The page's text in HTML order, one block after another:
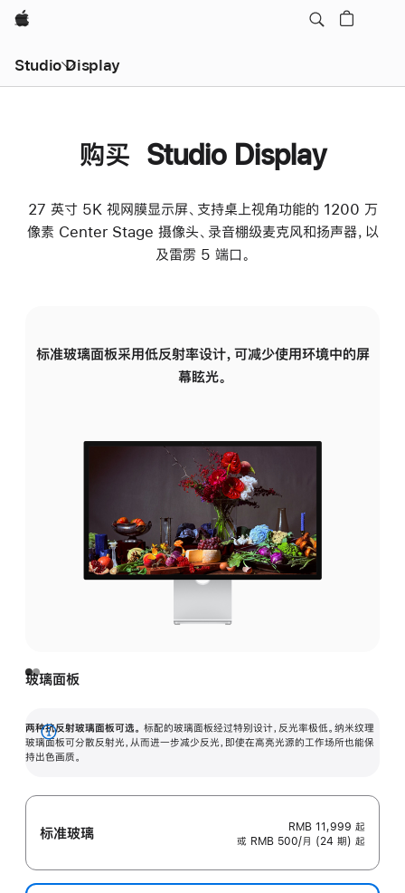
Apple
Studio Display
购买 Studio Display
27 英寸 5K 视网膜显示屏、支持桌上视角功能的 1200 万
像素 Center Stage 摄像头、录音棚级麦克风和扬声器，以
及雷雳 5 端口。
标准玻璃面板采用低反射率设计，可减少使用环境中的屏
幕眩光。
玻璃面板
两种抗反射玻璃面板可选。 标配的玻璃面板经过特别设计，反光率极低。纳米纹理
玻璃面板可分散反射光，从而进一步减少反光，即使在高亮光源的工作场所也能保
持出色画质。
展
开
标准玻璃 RMB 11,999 起
或 RMB 500/月 (24 期) 起